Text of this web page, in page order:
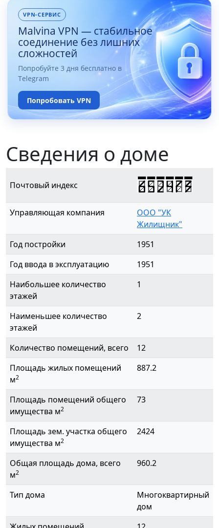
VPN-СЕРВИС
Malvina VPN — стабильное
соединение без лишних
сложностей
Попробуйте 3 дня бесплатно в
Telegram
Попробовать VPN
Сведения о доме
Почтовый индекс 652473
Управляющая компания
ООО "УК
Жилищник"
Год постройки
1951
Год ввода в эксплуатацию
1951
Наибольшее количество
этажей
1
Наименьшее количество
этажей
2
Количество помещений, всего
12
Площадь жилых помещений
м2
887.2
Площадь помещений общего
имущества м2
73
Площадь зем. участка общего
имущества м2
2424
Общая площадь дома, всего
м2
960.2
Тип дома
Многоквартирный
дом